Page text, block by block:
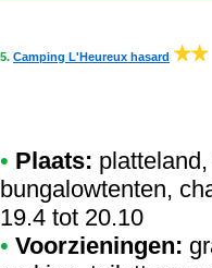
5. Camping L'Heureux hasard
• Plaats:
bungalowtenten,
19.4 tot 20.10
• Voorzieningen: